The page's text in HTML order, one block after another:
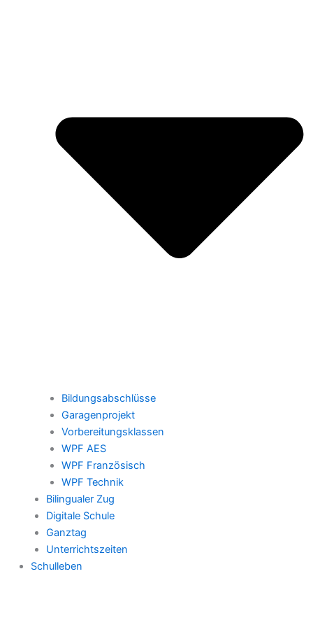
Bildungsabschlüsse
Garagenprojekt
Vorbereitungsklassen
WPF AES
WPF Französisch
WPF Technik
Bilingualer Zug
Digitale Schule
Ganztag
Unterrichtszeiten
Schulleben